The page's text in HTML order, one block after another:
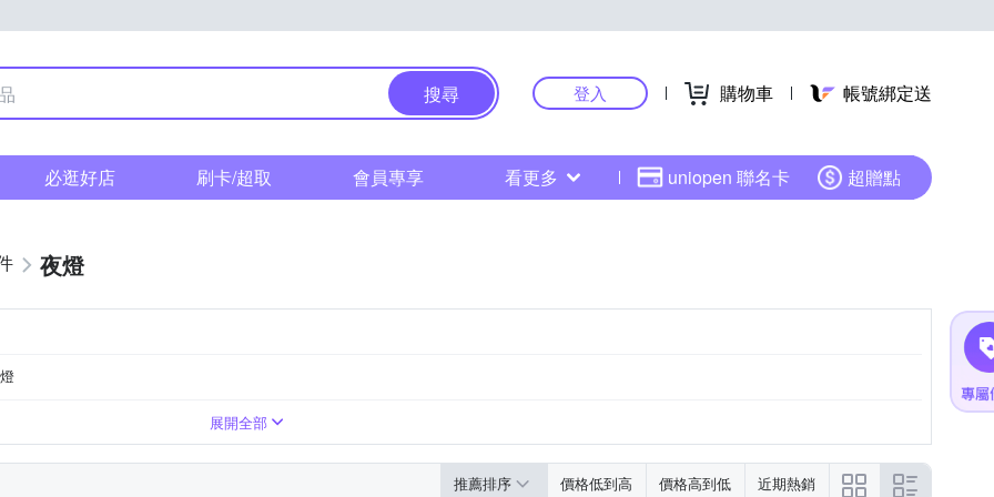
搜尋 登入 購物車 帳號綁定送
必逛好店 刷卡/超取 會員專享 看更多 uniopen 聯名卡 超贈點
夜燈
展開全部
推薦排序 價格低到高 價格高到低 近期熱銷